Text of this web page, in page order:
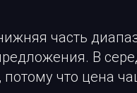
часть
В
что цена